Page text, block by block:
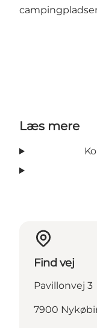
Læs mere
Find vej
Pavillonvej 3
7900